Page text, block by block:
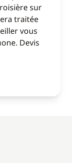
sur
traitée
vous
Devis